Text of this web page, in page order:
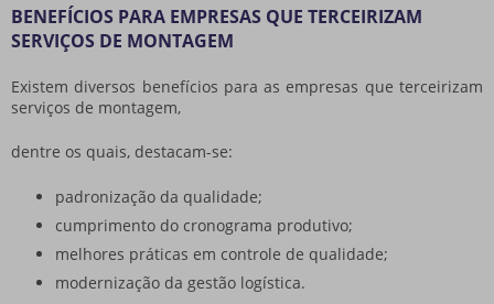
BENEFÍCIOS PARA EMPRESAS QUE TERCEIRIZAM
SERVIÇOS DE MONTAGEM
Existem diversos benefícios para as empresas que terceirizam
serviços de montagem,
dentre os quais, destacam-se:
padronização da qualidade;
cumprimento do cronograma produtivo;
melhores práticas em controle de qualidade;
modernização da gestão logística.